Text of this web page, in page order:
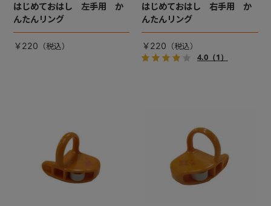
はじめておはし 左手用 か
んたんリング
￥220
はじめておはし 右手用 か
んたんリング
￥220
4.0（1）